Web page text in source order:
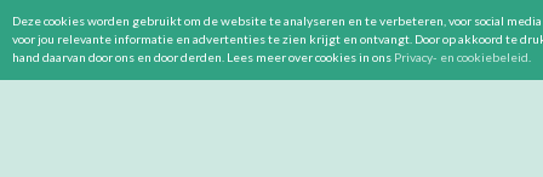
Deze cookies worden gebruikt om de website te analyseren en te verbeteren, voor social
voor jou relevante informatie en advertenties te zien krijgt en ontvangt. Door op akkoord te
hand daarvan door ons en door derden. Lees meer over cookies in ons Privacy- en cookiebeleid